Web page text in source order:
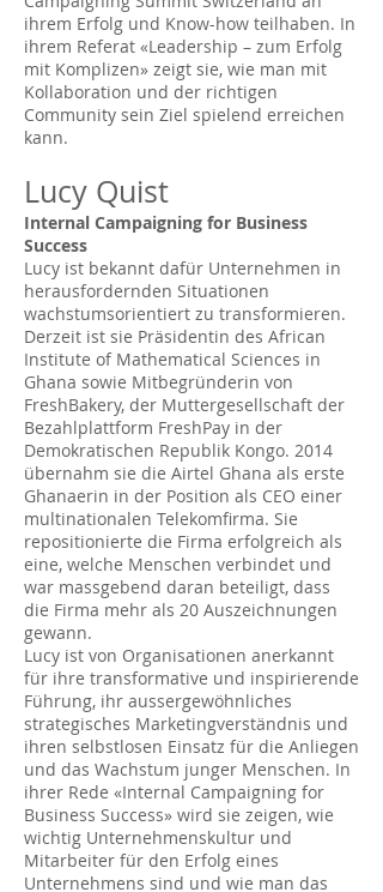
ihrem Erfolg und Know-how teilhaben. In
ihrem Referat «Leadership – zum Erfolg
mit Komplizen» zeigt sie, wie man mit
Kollaboration und der richtigen
Community sein Ziel spielend erreichen
kann.
Lucy Quist
Internal Campaigning for Business
Success
Lucy ist bekannt dafür Unternehmen in
herausfordernden Situationen
wachstumsorientiert zu transformieren.
Derzeit ist sie Präsidentin des African
Institute of Mathematical Sciences in
Ghana sowie Mitbegründerin von
FreshBakery, der Muttergesellschaft der
Bezahlplattform FreshPay in der
Demokratischen Republik Kongo. 2014
übernahm sie die Airtel Ghana als erste
Ghanaerin in der Position als CEO einer
multinationalen Telekomfirma. Sie
repositionierte die Firma erfolgreich als
eine, welche Menschen verbindet und
war massgebend daran beteiligt, dass
die Firma mehr als 20 Auszeichnungen
gewann.
Lucy ist von Organisationen anerkannt
für ihre transformative und inspirierende
Führung, ihr aussergewöhnliches
strategisches Marketingverständnis und
ihren selbstlosen Einsatz für die Anliegen
und das Wachstum junger Menschen. In
ihrer Rede «Internal Campaigning for
Business Success» wird sie zeigen, wie
wichtig Unternehmenskultur und
Mitarbeiter für den Erfolg eines
Unternehmens sind und wie man das